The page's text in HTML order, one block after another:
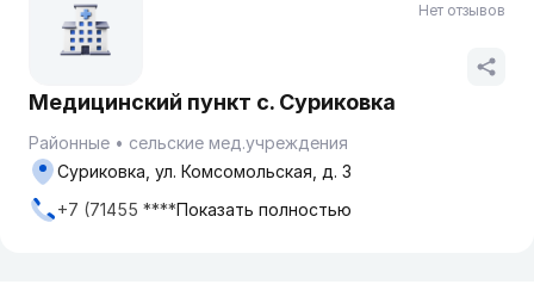
Медицинский пункт с. Суриковка
Районные
сельские мед.учреждения
Суриковка, ул. Комсомольская, д. 3
+7 (71455 ****Показать полностью
Нет отзывов